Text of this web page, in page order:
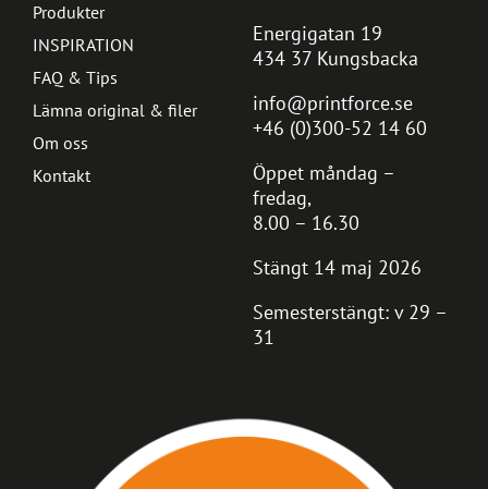
Energigatan 19
434 37 Kungsbacka
info@printforce.se
+46 (0)300-52 14 60
Öppet måndag –
fredag,
8.00 – 16.30
Stängt 14 maj 2026
Semesterstängt: v 29 –
31
Produkter
INSPIRATION
FAQ & Tips
Lämna original & filer
Om oss
Kontakt